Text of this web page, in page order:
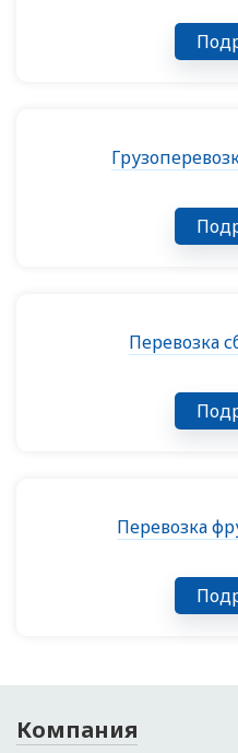
Перевозка
Перевозка
Компания